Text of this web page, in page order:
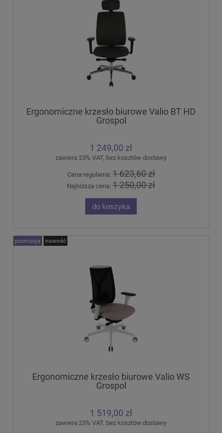
Ergonomiczne krzesło biurowe Valio BT HD
Grospol
1 249,00 zł
zawiera 23% VAT, bez kosztów dostawy
Cena regularna:1 623,60 zł
Najniższa cena: 1 250,00 zł
do koszyka
Ergonomiczne krzesło biurowe Valio WS
Grospol
1 519,00 zł
zawiera 23% VAT, bez kosztów dostawy
promocja nowość